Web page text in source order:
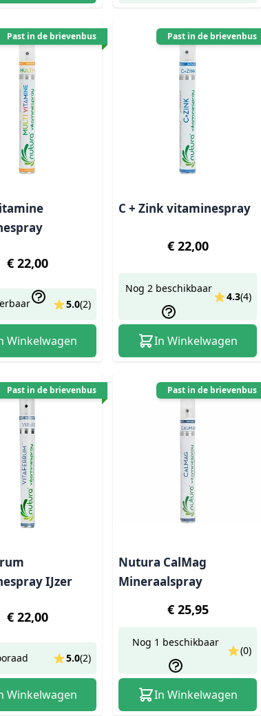
Past in de brievenbus
€ 22,00
5.0(2)
Winkelwagen
Past in de brievenbus
C + Zink vitaminespray
€ 22,00
Nog 2 beschikbaar
4.3(4)
In Winkelwagen
Past in de brievenbus
IJzer
€ 22,00
5.0(2)
Winkelwagen
Past in de brievenbus
Nutura CalMag
Mineraalspray
€ 25,95
Nog 1 beschikbaar
(0)
In Winkelwagen